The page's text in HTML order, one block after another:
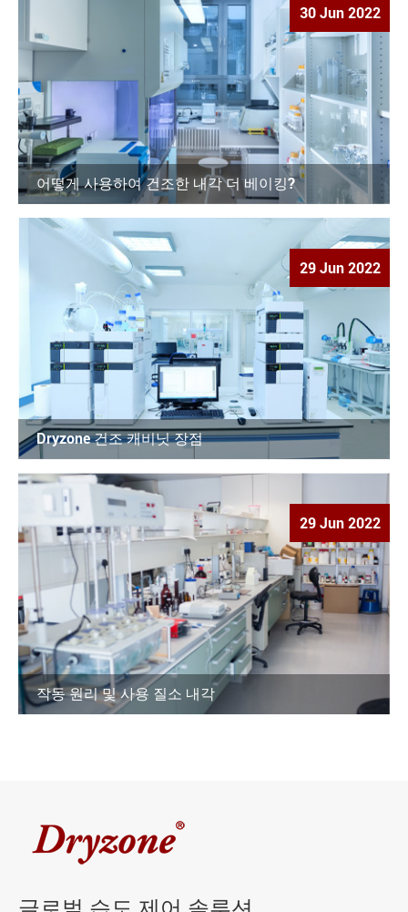
30 Jun 2022
어떻게 사용하여 건조한 내각 더 베이킹?
29 Jun 2022
Dryzone 건조 캐비닛 장점
29 Jun 2022
작동 원리 및 사용 질소 내각